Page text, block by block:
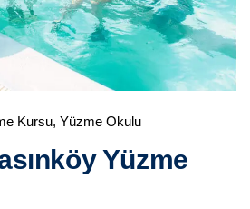
Kursu, Yüzme Okulu
Yüzme